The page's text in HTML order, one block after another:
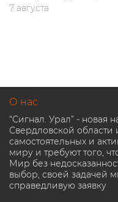
7 августа
О нас
“Сигнал. Урал” - новая
Свердловской
самостоятельных и
миру и требуют того,
Мир без
выбор, своей задачей
справедливую заявку